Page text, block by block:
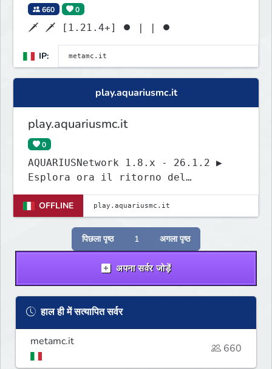
660 0
🗡 🗡 [1.21.4+] ⏺ | | ⏺
IP:
play.aquariusmc.it
play.aquariusmc.it
0
AQUARIUSNetwork 1.8.x - 26.1.2 ▶
Esplora ora il ritorno del
leggendario
OFFLINE
पिछला पृष्ठ 1 अगला पृष्ठ
अपना सर्वर जोड़ें
हाल ही में सत्यापित सर्वर
metamc.it
660